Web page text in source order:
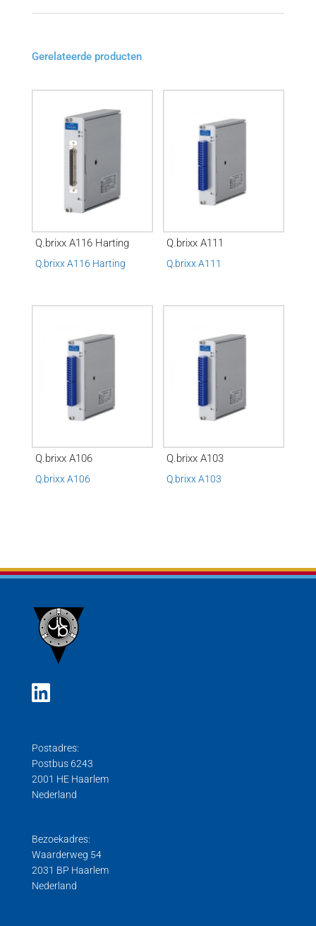
Gerelateerde producten
Q.brixx A116 Harting
Q.brixx A116 Harting
Q.brixx A111
Q.brixx A111
Q.brixx A106
Q.brixx A106
Q.brixx A103
Q.brixx A103
Postadres:
Postbus 6243
2001 HE Haarlem
Nederland
Bezoekadres:
Waarderweg 54
2031 BP Haarlem
Nederland